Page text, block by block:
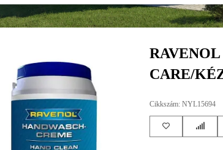
CARE/
Cikkszám: NYL15694